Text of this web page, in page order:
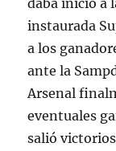
instaurada
a los
ante la
Arsenal
eventuales
salió